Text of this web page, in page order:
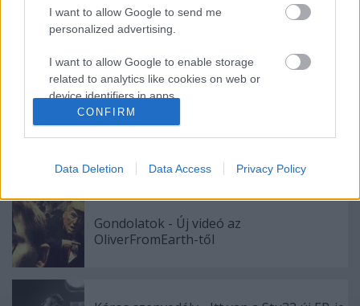
I want to allow Google to send me
personalized advertising.
I want to allow Google to enable storage
related to analytics like cookies on web or
device identifiers in apps.
I want to allow Google to enable storage
I want to allow Google to enable storage
I want to allow Google to enable storage
related to security, including authentication
functionality and fraud prevention, and other
user protection.
CONFIRM
Data Deletion Data Access Privacy Policy
Ajánlott bejegyzések:
Sok a zene, sok a kütyü, sok a móka - Ez
történt az új Lángolón
A jazz és a klasszikus zene találkozása,
Gondolatok - Új videó az
OliverFromEarth-től